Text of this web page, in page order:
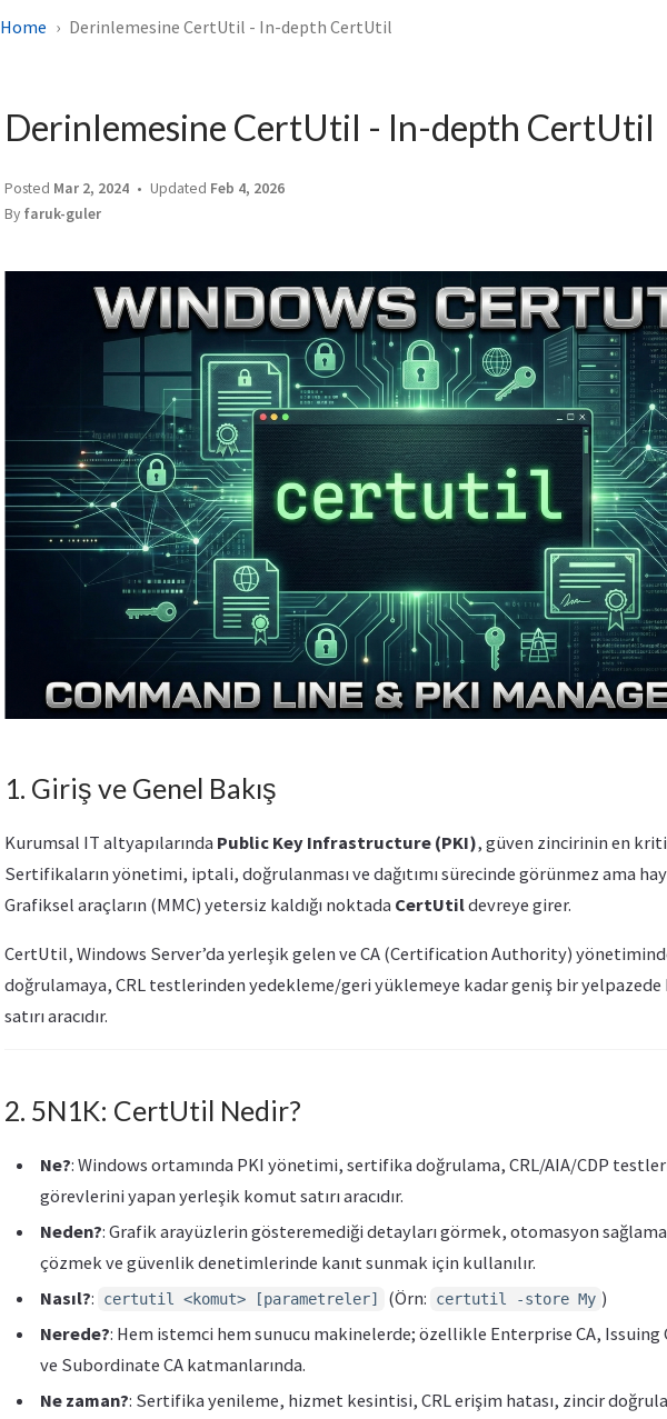
Home Derinlemesine CertUtil - In-depth CertUtil
Derinlemesine CertUtil - In-depth CertUtil
Posted Mar 2, 2024 Updated Feb 4, 2026
By faruk-guler
1. Giriş ve Genel Bakış
Kurumsal IT altyapılarında Public Key Infrastructure (PKI), güven zincirinin en
Sertifikaların yönetimi, iptali, doğrulanması ve dağıtımı sürecinde görünmez ama
Grafiksel araçların (MMC) yetersiz kaldığı noktada CertUtildevreye girer.
CertUtil, Windows Server’da yerleşik gelen ve CA (Certification Authority)
doğrulamaya, CRL testlerinden yedekleme/geri yüklemeye kadar geniş bir
satırı aracıdır.
2. 5N1K: CertUtil Nedir?
Ne?: Windows ortamında PKI yönetimi, sertifika doğrulama, CRL/AIA/CDP testleri
görevlerini yapan yerleşik komut satırı aracıdır.
Neden?: Grafik arayüzlerin gösteremediği detayları görmek, otomasyon
çözmek ve güvenlik denetimlerinde kanıt sunmak için kullanılır.
Nasıl?: certutil <komut> [parametreler] (Örn: certutil -store My )
Nerede?: Hem istemci hem sunucu makinelerde; özellikle Enterprise CA, Issuing
ve Subordinate CA katmanlarında.
Ne zaman?: Sertifika yenileme, hizmet kesintisi, CRL erişim hatası, zincir